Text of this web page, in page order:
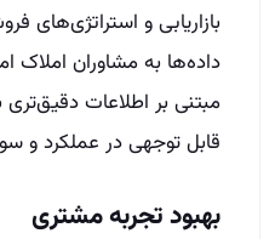
بازاریابی و استراتژی‌های
داده‌ها به مشاوران
مبتنی بر اطلاعات دقیق‌تری
قابل توجهی در عملکرد و
بهبود تجربه مشتری